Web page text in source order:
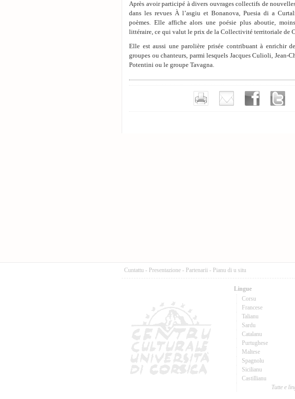
Après avoir participé à divers ouvrages collectifs de
dans les revues À l’asgiu et Bonanova, Puesia di a
poèmes. Elle affiche alors une poésie plus aboutie,
littéraire, ce qui valut le prix de la Collectivité territoriale de
Elle est aussi une parolière prisée contribuant à enrichir
groupes ou chanteurs, parmi lesquels Jacques Culioli, Jean-
Potentini ou le groupe Tavagna.
Cuntattu - Presentazione - Partenarii - Pianu di u situ
Lingue
Corsu
Francese
Talianu
Sardu
Catalanu
Purtughese
Maltese
Spagnolu
Sicilianu
Castillianu
Tutte e